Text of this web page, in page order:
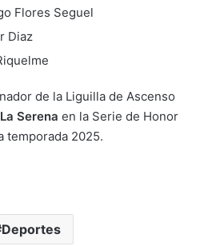
Flores Seguel
Diaz
de la Liguilla de Ascenso
Serena en la Serie de Honor
temporada 2025.
Deportes